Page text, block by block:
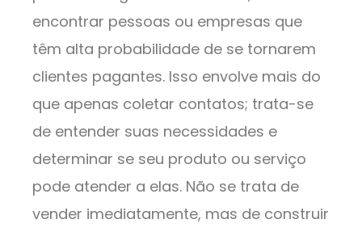
encontrar pessoas ou empresas que
têm alta probabilidade de se tornarem
clientes pagantes. Isso envolve mais do
que apenas coletar contatos; trata-se
de entender suas necessidades e
determinar se seu produto ou serviço
pode atender a elas. Não se trata de
vender imediatamente, mas de construir